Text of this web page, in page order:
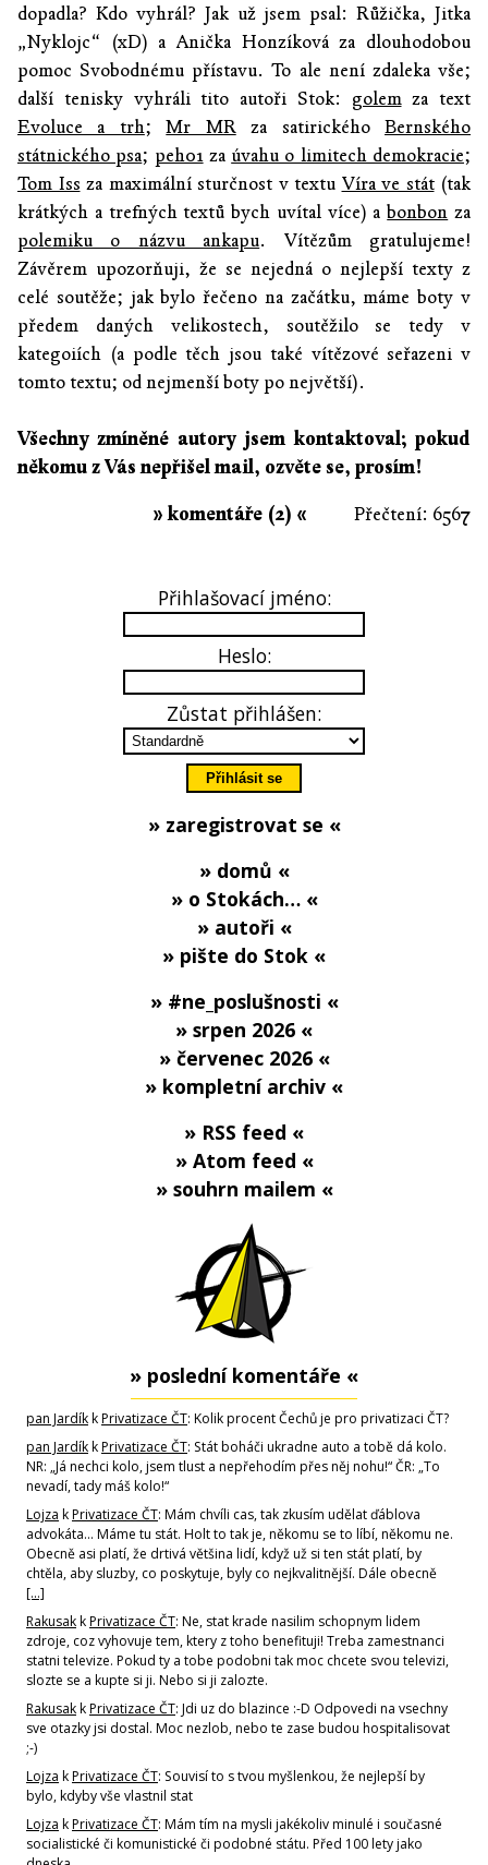
dopadla? Kdo vyhrál? Jak už jsem psal: Růžička, Jitka
„Nyklojc“ (xD) a Anička Honzíková za dlouhodobou
pomoc Svobodnému přístavu. To ale není zdaleka vše;
další tenisky vyhráli tito autoři Stok: golemza text
Evoluce a trh;Mr MRza satirickéhoBernského
státnického psa; peh01za úvahu o limitech demokracie;
Tom Iss za maximální sturčnost v textu Víra ve stát(tak
krátkých a trefných textů bych uvítal více) abonbon za
polemiku o názvu ankapu. Vítězům gratulujeme!
Závěrem upozorňuji, že se nejedná o nejlepší texty z
celé soutěže; jak bylo řečeno na začátku, máme boty v
předem daných velikostech, soutěžilo se tedy v
kategoiích (a podle těch jsou také vítězové seřazeni v
tomto textu; od nejmenší boty po největší).
Všechny zmíněné autory jsem kontaktoval; pokud
někomu z Vás nepřišel mail, ozvěte se, prosím!
Přečtení: 6567
» komentáře (2) «
Přihlašovací jméno:
Heslo:
Zůstat přihlášen:
» zaregistrovat se «
» domů «
» o Stokách… «
» autoři «
» pište do Stok «
» #ne_poslušnosti «
» srpen 2026 «
» červenec 2026 «
» kompletní archiv «
» RSS feed «
» Atom feed «
» souhrn mailem «
» poslední komentáře «
pan JardíkkPrivatizace ČT: Kolik procent Čechů je pro privatizaci ČT?
pan JardíkkPrivatizace ČT: Stát boháči ukradne auto a tobě dá kolo.
NR: „Já nechci kolo, jsem tlust a nepřehodím přes něj nohu!“ ČR: „To
nevadí, tady máš kolo!“
Lojza kPrivatizace ČT: Mám chvíli cas, tak zkusím udělat ďáblova
advokáta... Máme tu stát. Holt to tak je, někomu se to líbí, někomu ne.
Obecně asi platí, že drtivá většina lidí, když už si ten stát platí, by
chtěla, aby sluzby, co poskytuje, byly co nejkvalitnější. Dále obecně
[…]
RakusakkPrivatizace ČT: Ne, stat krade nasilim schopnym lidem
zdroje, coz vyhovuje tem, ktery z toho benefituji! Treba zamestnanci
statni televize. Pokud ty a tobe podobni tak moc chcete svou televizi,
slozte se a kupte si ji. Nebo si ji zalozte.
RakusakkPrivatizace ČT: Jdi uz do blazince :-D Odpovedi na vsechny
sve otazky jsi dostal. Moc nezlob, nebo te zase budou hospitalisovat
;-)
Lojza kPrivatizace ČT: Souvisí to s tvou myšlenkou, že nejlepší by
bylo, kdyby vše vlastnil stat
Lojza kPrivatizace ČT: Mám tím na mysli jakékoliv minulé i současné
socialistické či komunistické či podobné státu. Před 100 lety jako